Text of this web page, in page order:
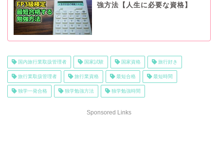
強方法【人生に必要な資格】
国内旅行業取扱管理者 国家試験 国家資格 旅行好き
旅行業取扱管理者 旅行業資格 最短合格 最短時間
独学一発合格 独学勉強方法 独学勉強時間
Sponsored Links